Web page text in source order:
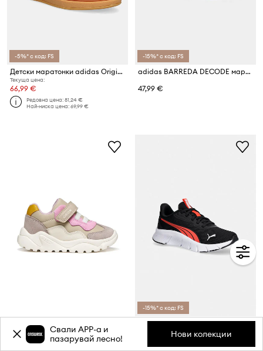
-5%* с код: FS
Детски маратонки adidas Originals GAZELLE BOLD
Текуща цена:
66,99 €
Редовна цена:81,24 €
Най-ниска цена:69,99 €
-15%* с код: FS
adidas BARREDA DECODE маратонки за деца
47,99 €
52,90 €
-15%* с код: FS
Puma FlexFocus Lite Modern Jr обувки за деца
Свали APP-a и
пазарувай лесно!
Нови колекции